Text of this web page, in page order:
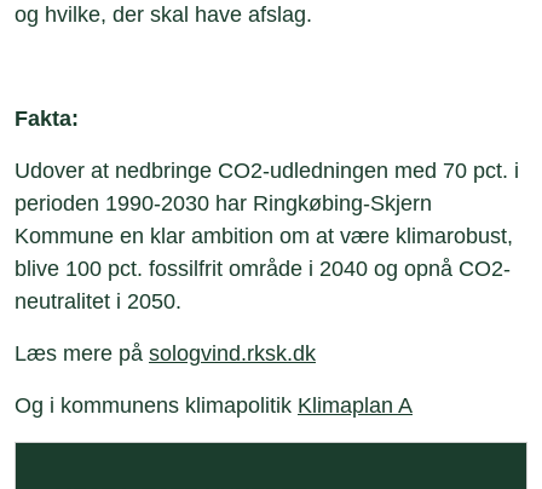
og hvilke, der skal have afslag.
Fakta:
Udover at nedbringe CO2-udledningen med 70 pct. i
perioden 1990-2030 har Ringkøbing-Skjern
Kommune en klar ambition om at være klimarobust,
blive 100 pct. fossilfrit område i 2040 og opnå CO2-
neutralitet i 2050.
Læs mere på sologvind.rksk.dk
Og i kommunens klimapolitik Klimaplan A